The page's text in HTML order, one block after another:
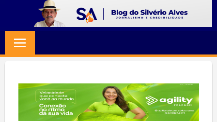
content
SILVERIO
ALVES
Jornalismo
Credibilidade